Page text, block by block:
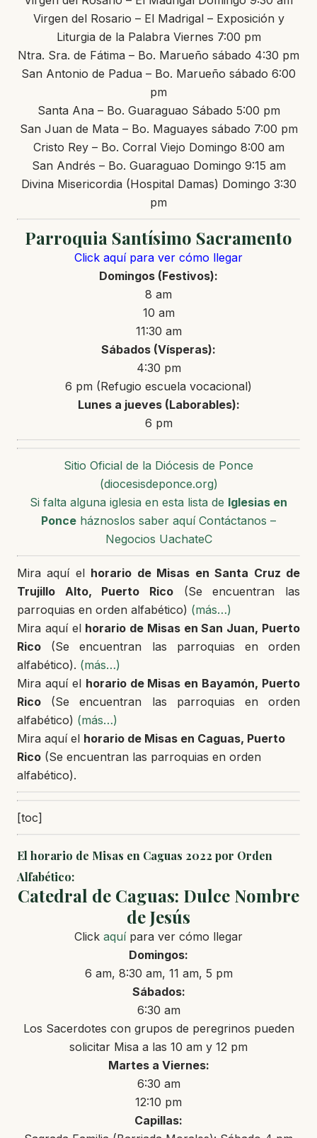
Virgen del Rosario – El Madrigal – Exposición y
Liturgia de la Palabra Viernes 7:00 pm
Ntra. Sra. de Fátima – Bo. Marueño sábado 4:30 pm
San Antonio de Padua – Bo. Marueño sábado 6:00
pm
Santa Ana – Bo. Guaraguao Sábado 5:00 pm
San Juan de Mata – Bo. Maguayes sábado 7:00 pm
Cristo Rey – Bo. Corral Viejo Domingo 8:00 am
San Andrés – Bo. Guaraguao Domingo 9:15 am
Divina Misericordia (Hospital Damas) Domingo 3:30
pm
Parroquia Santísimo Sacramento
Click aquí para ver cómo llegar
Domingos (Festivos):
8 am
10 am
11:30 am
Sábados (Vísperas):
4:30 pm
6 pm (Refugio escuela vocacional)
Lunes a jueves (Laborables):
6 pm
Sitio Oficial de la Diócesis de Ponce
(diocesisdeponce.org)
Si falta alguna iglesia en esta lista de Iglesias en
Ponce háznoslos saber aquí Contáctanos –
Negocios UachateC
Mira aquí el horario de Misas en Santa Cruz de
Trujillo Alto, Puerto Rico (Se encuentran las
parroquias en orden alfabético) (más…)
Mira aquí el horario de Misas enSan Juan, Puerto
Rico (Se encuentran las parroquias en orden
alfabético). (más…)
Mira aquí el horario de Misas en Bayamón, Puerto
Rico (Se encuentran las parroquias en orden
alfabético) (más…)
Mira aquí el horario de Misas en Caguas, Puerto
Rico (Se encuentran las parroquias en orden
alfabético).
[toc]
El horario de Misas en Caguas 2022 por Orden
Alfabético:
Catedral de Caguas: Dulce Nombre
de Jesús
Click aquípara ver cómo llegar
Domingos:
6 am, 8:30 am, 11 am, 5 pm
Sábados:
6:30 am
Los Sacerdotes con grupos de peregrinos pueden
solicitar Misa a las 10 am y 12 pm
Martes a Viernes:
6:30 am
12:10 pm
Capillas: